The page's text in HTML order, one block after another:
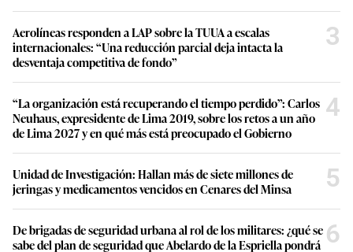
Aerolíneas responden a LAP sobre la TUUA a escalas
internacionales: “Una reducción parcial deja intacta la
desventaja competitiva de fondo”
3
“La organización está recuperando el tiempo perdido”: Carlos
Neuhaus, expresidente de Lima 2019, sobre los retos a un año
de Lima 2027 y en qué más está preocupado el Gobierno
4
Unidad de Investigación: Hallan más de siete millones de
jeringas y medicamentos vencidos en Cenares del Minsa
5
De brigadas de seguridad urbana al rol de los militares: ¿qué se
sabe del plan de seguridad que Abelardo de la Espriella pondrá 6